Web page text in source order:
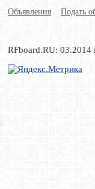
Объявления Подать
RFboard.RU: 03.2014